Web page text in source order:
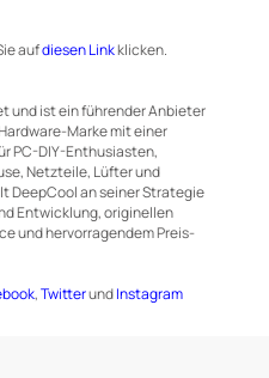
aufdiesen Linkklicken.
und ist ein führender Anbieter
Marke mit einer
PC-DIY-Enthusiasten,
Netzteile, Lüfter und
DeepCool an seiner Strategie
Entwicklung, originellen
und hervorragendem Preis-
,TwitterundInstagram